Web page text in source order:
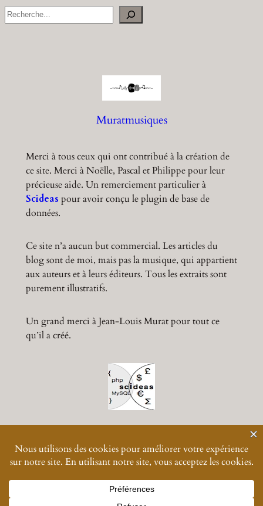
S
Muratmusiques
Merci à tous ceux qui ont contribué à la création de
ce site. Merci à Noëlle, Pascal et Philippe pour leur
précieuse aide. Un remerciement particulier à
Scideas pour avoir conçu le plugin de base de
données.
Ce site n’a aucun but commercial. Les articles du
blog sont de moi, mais pas la musique, qui appartient
aux auteurs et à leurs éditeurs. Tous les extraits sont
purement illustratifs.
Un grand merci à Jean-Louis Murat pour tout ce
qu’il a créé.
© 2024-2026Muratmusiques
Vos données personnelles